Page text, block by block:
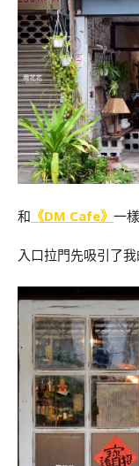
和 《DM Cafe》 一
入口拉門先吸引了